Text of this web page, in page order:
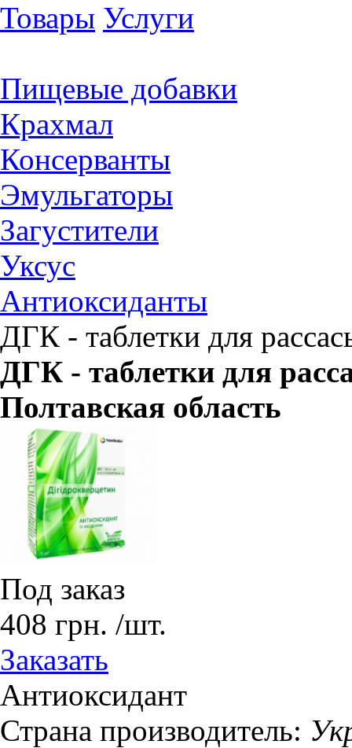
Товары Услуги
Пищевые добавки
Крахмал
Консерванты
Эмульгаторы
Загустители
Уксус
Антиоксиданты
ДГК - таблетки для
ДГК - таблетки для
Полтавская область
Под заказ
408 грн. /шт.
Заказать
Антиоксидант
Страна производитель: